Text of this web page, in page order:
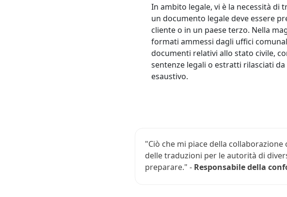
In ambito legale, vi è la necessità
un documento legale deve essere
cliente o in un paese terzo. Nella
formati ammessi dagli uffici
documenti relativi allo stato civile,
sentenze legali o estratti rilasciati da
esaustivo.
"Ciò che mi piace della
delle traduzioni per le autorità di
preparare." - Responsabile della